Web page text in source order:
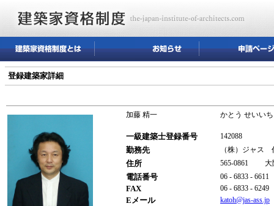
登録建築家詳細
加藤 精一 かとう せいいち
一級建築士登録番号 142088
勤務先 （株）ジャス
住所 565-0861 大
電話番号 06 - 6833 - 6611
FAX 06 - 6833 - 6249
Eメール katoh@jas-ass.jp